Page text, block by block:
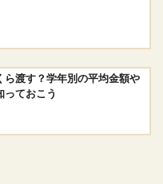
ら渡す？学年別の平均金額や
っておこう